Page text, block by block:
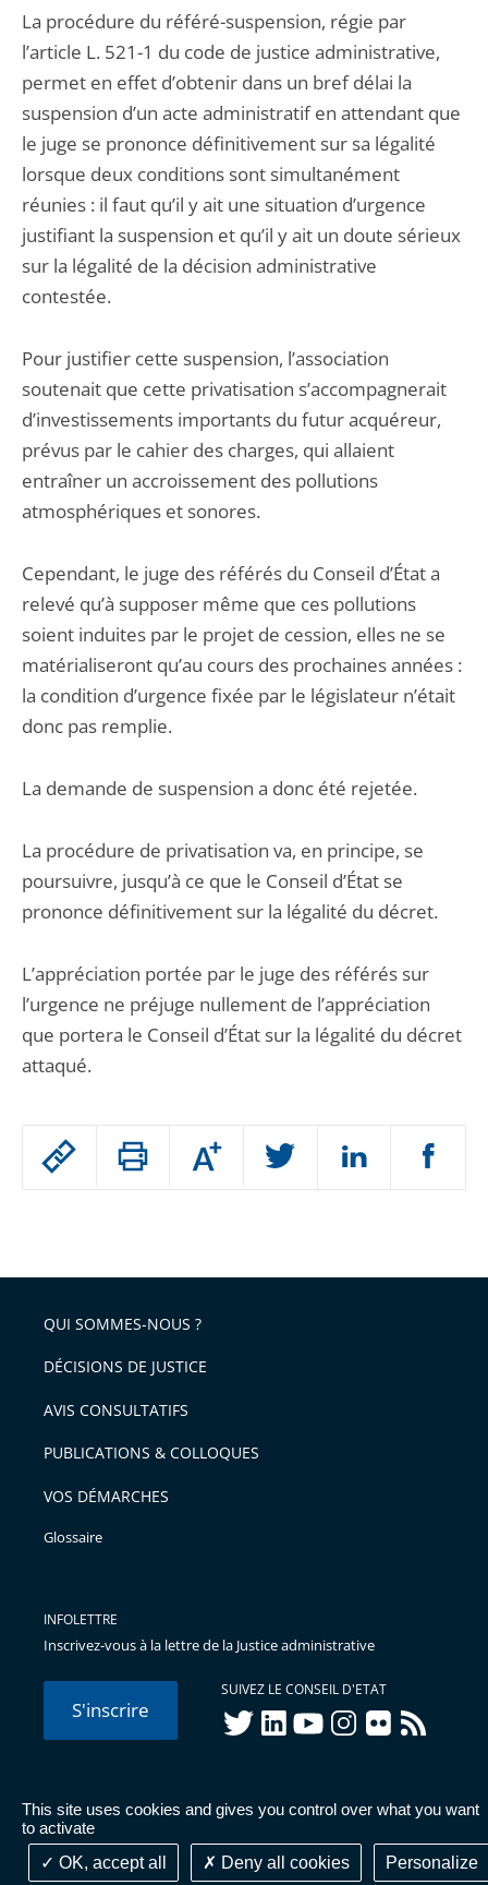
This site uses cookies and gives you control over what you want
to activate
OK, accept all
Deny all cookies Personalize
Passer
arriver
après
Augmenter
ou
l'article
pour
avant
La procédure du référé-suspension, régie par
l’article L. 521-1 du code de justice administrative,
permet en effet d’obtenir dans un bref délai la
suspension d’un acte administratif en attendant que
le juge se prononce définitivement sur sa légalité
lorsque deux conditions sont simultanément
réunies : il faut qu’il y ait une situation d’urgence
justifiant la suspension et qu’il y ait un doute sérieux
sur la légalité de la décision administrative
contestée.
Pour justifier cette suspension, l’association
soutenait que cette privatisation s’accompagnerait
d’investissements importants du futur acquéreur,
prévus par le cahier des charges, qui allaient
entraîner un accroissement des pollutions
atmosphériques et sonores.
Cependant, le juge des référés du Conseil d’État a
relevé qu’à supposer même que ces pollutions
soient induites par le projet de cession, elles ne se
matérialiseront qu’au cours des prochaines années :
la condition d’urgence fixée par le législateur n’était
donc pas remplie.
La demande de suspension a donc été rejetée.
La procédure de privatisation va, en principe, se
poursuivre, jusqu’à ce que le Conseil d’État se
prononce définitivement sur la légalité du décret.
L’appréciation portée par le juge des référés sur
l’urgence ne préjuge nullement de l’appréciation
que portera le Conseil d’État sur la légalité du décret
attaqué.
QUI SOMMES-NOUS ?
DÉCISIONS DE JUSTICE
AVIS CONSULTATIFS
PUBLICATIONS & COLLOQUES
VOS DÉMARCHES
Glossaire
INFOLETTRE
Inscrivez-vous à la lettre de la Justice administrative
S'inscrire
SUIVEZ LE CONSEIL D'ETAT
twitterlinkedInyoutubeinstagram
flickr rss
© Conseil d'État 2026 - Mentions légales
Données
personnelles-Publications administratives-Accessibilité :
partiellement conforme